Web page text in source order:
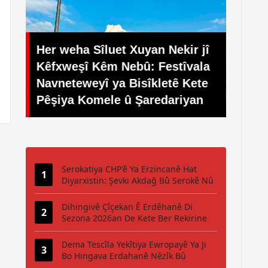
Her weha Sîluet Xuyan Nekir jî
Kêfxweşî Kêm Nebû: Festîvala
Navneteweyî ya Bisîkletê Kete
Pêşiya Komele û Şaredariyan
Serokatiya CHP'ê Ya Erzincanê Hat
Diyarxistin: Şevki Akdağ Bû Serokê Nû
Dihingivê Çîçekan Ê Erdêhanê Di
Sezona 2026an De Kete Ber Rekirine
Dema Tescîla Yekîtiya Ewropayê Ya Ji
Bo Hingava Erdahanê Nêzîk Bû